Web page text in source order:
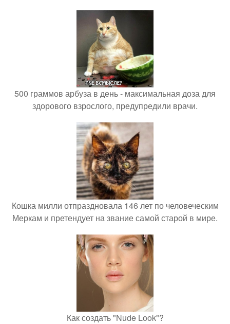
500 граммов арбуза в день - максимальная доза для
здорового взрослого, предупредили врачи.
Кошка милли отпраздновала 146 лет по человеческим
Меркам и претендует на звание самой старой в мире.
Как создать "Nude Look"?